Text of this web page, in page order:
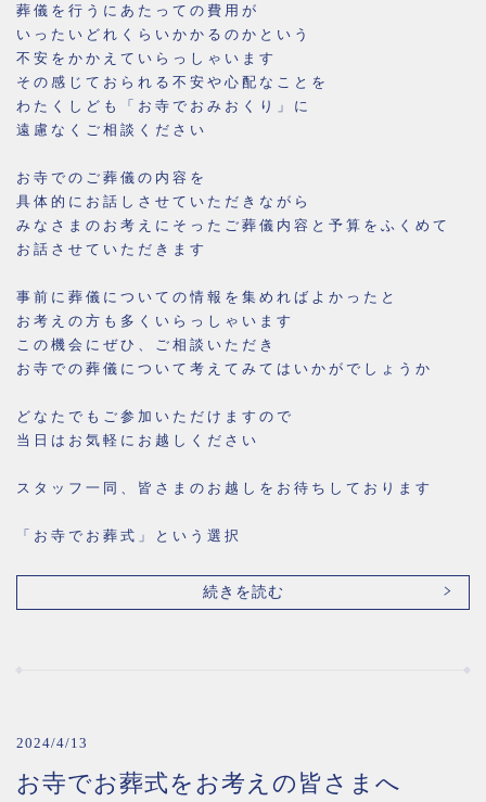
葬儀を行うにあたっての費用が
いったいどれくらいかかるのかという
不安をかかえていらっしゃいます
その感じておられる不安や心配なことを
わたくしども「お寺でおみおくり」に
遠慮なくご相談ください
お寺でのご葬儀の内容を
具体的にお話しさせていただきながら
みなさまのお考えにそったご葬儀内容と予算をふくめて
お話させていただきます
事前に葬儀についての情報を集めればよかったと
お考えの方も多くいらっしゃいます
この機会にぜひ、ご相談いただき
お寺での葬儀について考えてみてはいかがでしょうか
どなたでもご参加いただけますので
当日はお気軽にお越しください
スタッフ一同、皆さまのお越しをお待ちしております
「お寺でお葬式」という選択
続きを読む
2024/4/13
お寺でお葬式をお考えの皆さまへ